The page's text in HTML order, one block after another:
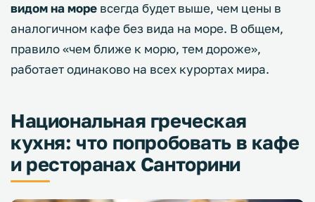
видом на море всегда будет выше, чем цены в
аналогичном кафе без вида на море. В общем,
правило «чем ближе к морю, тем дороже»,
работает одинаково на всех курортах мира.
Национальная греческая
кухня: что попробовать в кафе
и ресторанах Санторини